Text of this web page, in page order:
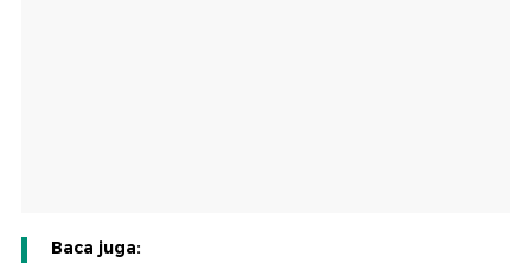
Baca juga: